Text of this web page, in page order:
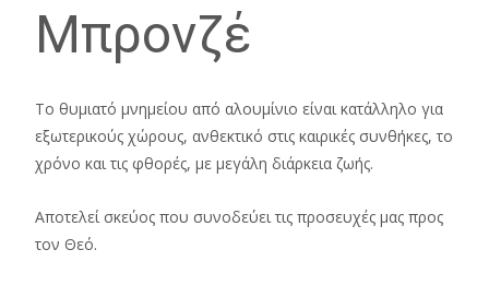
Μπρονζέ
Το θυμιατό μνημείου από αλουμίνιο είναι κατάλληλο για
εξωτερικούς χώρους, ανθεκτικό στις καιρικές συνθήκες, το
χρόνο και τις φθορές, με μεγάλη διάρκεια ζωής.
Αποτελεί σκεύος που συνοδεύει τις προσευχές μας προς
τον Θεό.